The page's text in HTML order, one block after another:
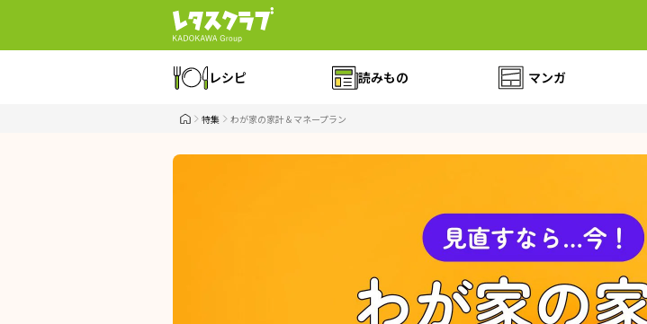
レシピ 読みもの マンガ
特集 わが家の家計＆マネープラン